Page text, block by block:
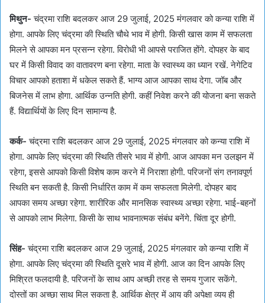
मिथुन- चंद्रमा राशि बदलकर आज 29 जुलाई, 2025 मंगलवार को कन्या राशि में
होगा. आपके लिए चंद्रमा की स्थिति चौथे भाव में होगी. किसी खास काम में सफलता
मिलने से आपका मन प्रसन्न रहेगा. विरोधी भी आपसे पराजित होंगे. दोपहर के बाद
घर में किसी विवाद का वातावरण बना रहेगा. माता के स्वास्थ्य का ध्यान रखें. नेगेटिव
विचार आपको हताशा में धकेल सकते हैं. भाग्य आज आपका साथ देगा. जॉब और
बिजनेस में लाभ होगा. आर्थिक उन्नति होगी. कहीं निवेश करने की योजना बना सकते
हैं. विद्यार्थियों के लिए दिन सामान्य है.
कर्क- चंद्रमा राशि बदलकर आज 29 जुलाई, 2025 मंगलवार को कन्या राशि में
होगा. आपके लिए चंद्रमा की स्थिति तीसरे भाव में होगी. आज आपका मन उलझन में
रहेगा, इससे आपको किसी विशेष काम करने में निराशा होगी. परिजनों संग तनावपूर्ण
स्थिति बन सकती है. किसी निर्धारित काम में कम सफलता मिलेगी. दोपहर बाद
आपका समय अच्छा रहेगा. शारीरिक और मानसिक स्वास्थ्य अच्छा रहेगा. भाई-बहनों
से आपको लाभ मिलेगा. किसी के साथ भावनात्मक संबंध बनेंगे. चिंता दूर होगी.
सिंह- चंद्रमा राशि बदलकर आज 29 जुलाई, 2025 मंगलवार को कन्या राशि में
होगा. आपके लिए चंद्रमा की स्थिति दूसरे भाव में होगी. आज का दिन आपके लिए
मिश्रित फलदायी है. परिजनों के साथ आप अच्छी तरह से समय गुजार सकेंगे.
दोस्तों का अच्छा साथ मिल सकता है. आर्थिक क्षेत्र में आय की अपेक्षा व्यय ही